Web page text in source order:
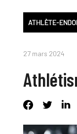
ATHLÈTE-
27 mars 2024